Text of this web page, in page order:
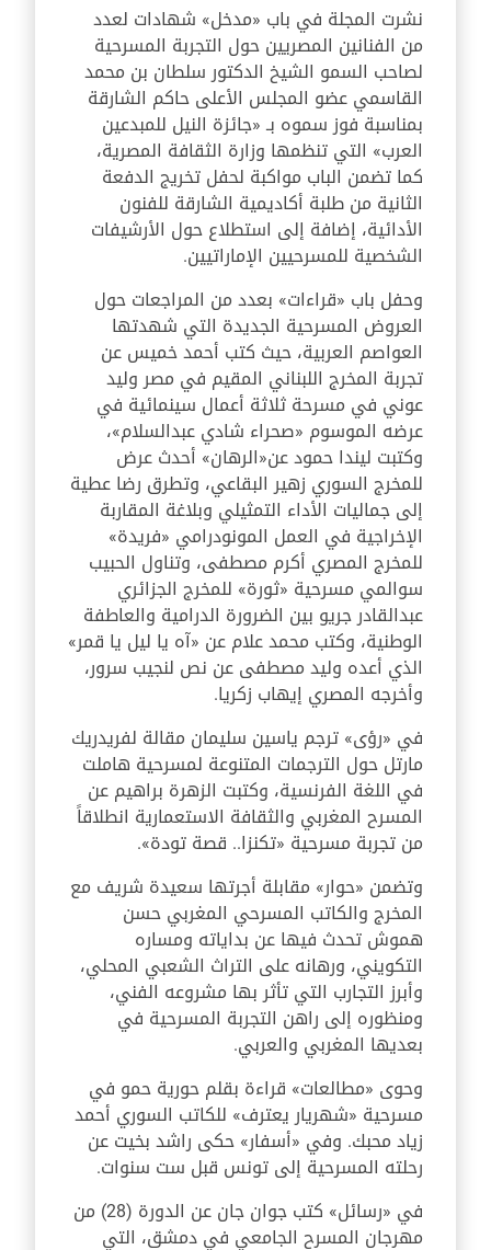
نشرت المجلة في باب «مدخل» شهادات لعدد
من الفنانين المصريين حول التجربة المسرحية
لصاحب السمو الشيخ الدكتور سلطان بن محمد
القاسمي عضو المجلس الأعلى حاكم الشارقة
بمناسبة فوز سموه بـ «جائزة النيل للمبدعين
العرب» التي تنظمها وزارة الثقافة المصرية،
كما تضمن الباب مواكبة لحفل تخريج الدفعة
الثانية من طلبة أكاديمية الشارقة للفنون
الأدائية، إضافة إلى استطلاع حول الأرشيفات
الشخصية للمسرحيين الإماراتيين.
وحفل باب «قراءات» بعدد من المراجعات حول
العروض المسرحية الجديدة التي شهدتها
العواصم العربية، حيث كتب أحمد خميس عن
تجربة المخرج اللبناني المقيم في مصر وليد
عوني في مسرحة ثلاثة أعمال سينمائية في
عرضه الموسوم «صحراء شادي عبدالسلام»،
وكتبت ليندا حمود عن«الرهان» أحدث عرض
للمخرج السوري زهير البقاعي، وتطرق رضا عطية
إلى جماليات الأداء التمثيلي وبلاغة المقاربة
الإخراجية في العمل المونودرامي «فريدة»
للمخرج المصري أكرم مصطفى، وتناول الحبيب
سوالمي مسرحية «ثورة» للمخرج الجزائري
عبدالقادر جريو بين الضرورة الدرامية والعاطفة
الوطنية، وكتب محمد علام عن «آه يا ليل يا قمر»
الذي أعده وليد مصطفى عن نص لنجيب سرور،
وأخرجه المصري إيهاب زكريا.
في «رؤى» ترجم ياسين سليمان مقالة لفريدريك
مارتل حول الترجمات المتنوعة لمسرحية هاملت
في اللغة الفرنسية، وكتبت الزهرة براهيم عن
المسرح المغربي والثقافة الاستعمارية انطلاقاً
من تجربة مسرحية «تكنزا.. قصة تودة».
وتضمن «حوار» مقابلة أجرتها سعيدة شريف مع
المخرج والكاتب المسرحي المغربي حسن
هموش تحدث فيها عن بداياته ومساره
التكويني، ورهانه على التراث الشعبي المحلي،
وأبرز التجارب التي تأثر بها مشروعه الفني،
ومنظوره إلى راهن التجربة المسرحية في
بعديها المغربي والعربي.
وحوى «مطالعات» قراءة بقلم حورية حمو في
مسرحية «شهريار يعترف» للكاتب السوري أحمد
زياد محبك. وفي «أسفار» حكى راشد بخيت عن
رحلته المسرحية إلى تونس قبل ست سنوات.
في «رسائل» كتب جوان جان عن الدورة (28) من
مهرجان المسرح الجامعي في دمشق، التي